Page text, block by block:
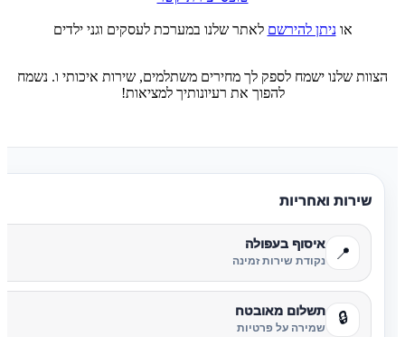
אוניתן להירשם לאתר שלנו במערכת לעסקים וגני ילדים
הצוות שלנו ישמח לספק לך מחירים משתלמים, שירות איכותי ו. נשמח
להפוך את רעיונותיך למציאות!
שירות ואחריות
📍 איסוף בעפולה
נקודת שירות זמינה
🔒 תשלום מאובטח
שמירה על פרטיות